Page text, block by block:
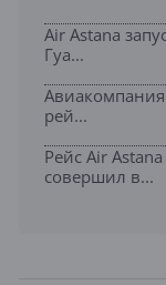
Air Astana
Гуа...
рей...
Рейс Air
совершил в...